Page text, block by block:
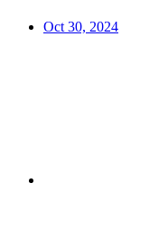
Oct 30, 2024